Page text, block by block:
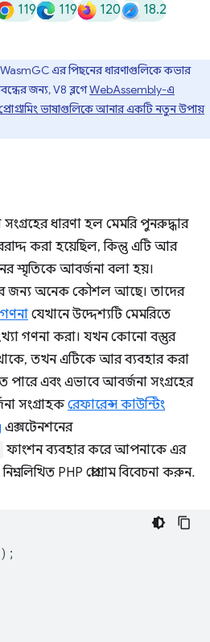
119 119 120 18.2
WasmGC এর পিছনের ধারণাগুলিকে কভার
জন্য, V8 ব্লগেWebAssembly-এ
ভাষাগুলিকে আনার একটি নতুন উপায়
ধারণা হল মেমরি পুনরুদ্ধার
বরাদ্দ করা হয়েছিল, কিন্তু এটি আর
স্মৃতিকে আবর্জনা বলা হয়।
জন্য অনেক কৌশল আছে। তাদের
যেখানে উদ্দেশ্যটি মেমরিতে
গণনা করা। যখন কোনো বস্তুর
তখন এটিকে আর ব্যবহার করা
পারে এবং এভাবে আবর্জনা সংগ্রহের
সংগ্রাহকরেফারেন্স কাউন্টিং
এক্সটেনশনের
ফাংশন ব্যবহার করে আপনাকে এর
PHP প্রোগ্রাম বিবেচনা করুন.